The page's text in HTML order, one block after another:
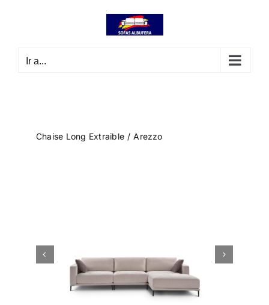
Ir a...
Chaise Long Extraible Arezzo